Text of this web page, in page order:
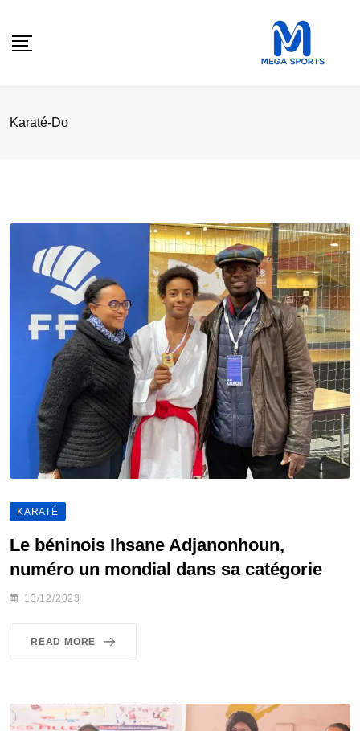
Karaté-Do
KARATÉ
Le béninois Ihsane Adjanonhoun,
numéro un mondial dans sa catégorie
13/12/2023
READ MORE